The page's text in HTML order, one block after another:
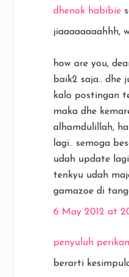
dhenok habibie
jiaaaaaaaahhh,
how are you,
baik2 saja.. dhe
kalo postingan
maka dhe
alhamdulillah,
lagi.. semoga
udah update
tenkyu udah
gamazoe di
6 May 2012 at
penyuluh
berarti